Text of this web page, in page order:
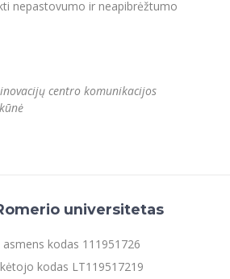
nepastovumo ir neapibrėžtumo
centro komunikacijos
universitetas
asmens kodas 111951726
kodas LT119517219